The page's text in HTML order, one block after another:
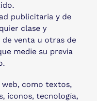
publicitaria y de
clase y
venta u otras de
medie su previa
como textos,
iconos, tecnología,